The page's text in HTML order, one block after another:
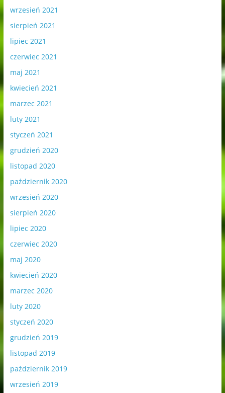
wrzesień 2021
sierpień 2021
lipiec 2021
czerwiec 2021
maj 2021
kwiecień 2021
marzec 2021
luty 2021
styczeń 2021
grudzień 2020
listopad 2020
październik 2020
wrzesień 2020
sierpień 2020
lipiec 2020
czerwiec 2020
maj 2020
kwiecień 2020
marzec 2020
luty 2020
styczeń 2020
grudzień 2019
listopad 2019
październik 2019
wrzesień 2019